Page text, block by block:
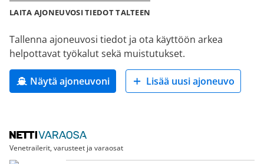
LAITA AJONEUVOSI TIEDOT TALTEEN
Tallenna ajoneuvosi tiedot ja ota käyttöön arkea
helpottavat työkalut sekä muistutukset.
Näytä ajoneuvoni Lisää uusi ajoneuvo
Venetrailerit, varusteet ja varaosat